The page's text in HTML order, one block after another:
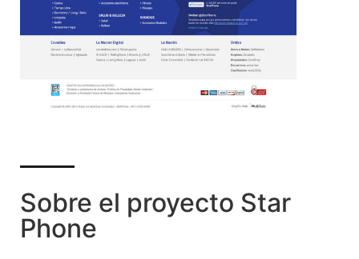
Sobre el proyecto Star
Phone